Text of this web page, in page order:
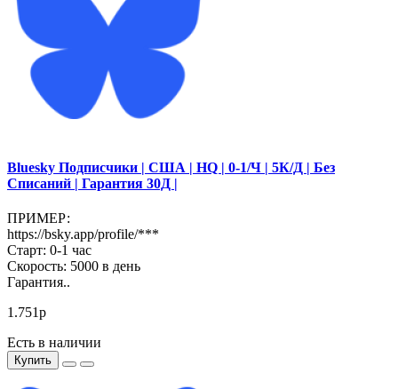
Bluesky Подписчики | США | HQ | 0-1/Ч | 5К/Д | Без
Списаний | Гарантия 30Д |
ПРИМЕР:
https://bsky.app/profile/***
Старт: 0-1 час
Скорость: 5000 в день
Гарантия..
1.751р
Есть в наличии
Купить